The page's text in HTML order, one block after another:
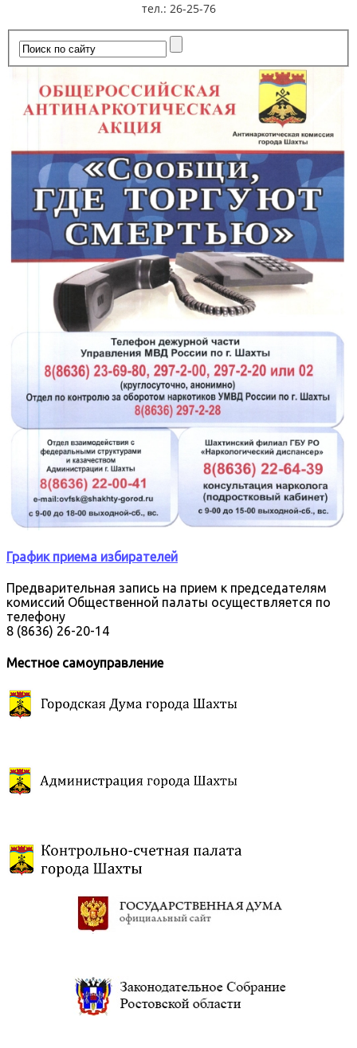
тел.: 26-25-76
График приема избирателей
Предварительная запись на прием к председателям
комиссий Общественной палаты осуществляется по
телефону
8 (8636) 26-20-14
Местное самоуправление